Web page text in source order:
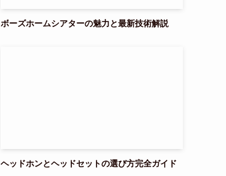
ボーズホームシアターの魅力と最新技術解説
ヘッドホンとヘッドセットの選び方完全ガイド